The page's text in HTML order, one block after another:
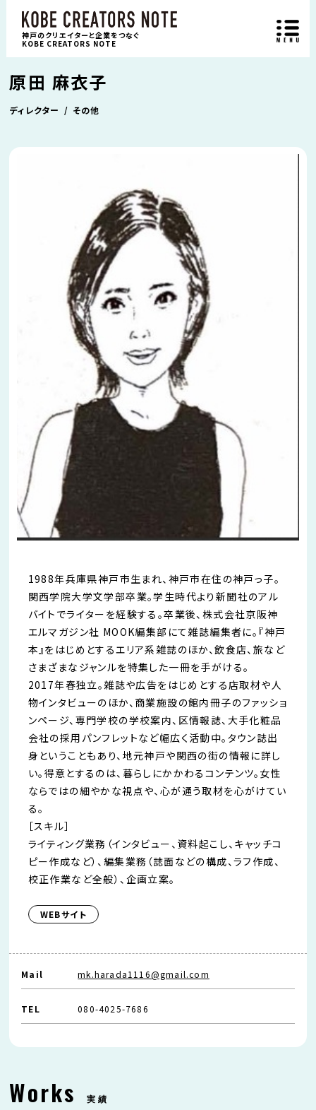
神戸のクリエイターと企業をつなぐ
KOBE CREATORS NOTE
原田 麻衣子
ディレクター その他
1988年兵庫県神戸市生まれ、神戸市在住の神戸っ子。
関西学院大学文学部卒業。学生時代より新聞社のアル
バイトでライターを経験する。卒業後、株式会社京阪神
エルマガジン社 MOOK編集部にて雑誌編集者に。『神戸
本』をはじめとするエリア系雑誌のほか、飲食店、旅など
さまざまなジャンルを特集した一冊を手がける。
2017年春独立。雑誌や広告をはじめとする店取材や人
物インタビューのほか、商業施設の館内冊子のファッショ
ンページ、専門学校の学校案内、区情報誌、大手化粧品
会社の採用パンフレットなど幅広く活動中。タウン誌出
身ということもあり、地元神戸や関西の街の情報に詳し
い。得意とするのは、暮らしにかかわるコンテンツ。女性
ならではの細やかな視点や、心が通う取材を心がけてい
る。
［スキル］
ライティング業務（インタビュー、資料起こし、キャッチコ
ピー作成など）、編集業務（誌面などの構成、ラフ作成、
校正作業など全般）、企画立案。
WEBサイト
Mail mk.harada1116@gmail.com
TEL 080-4025-7686
Works 実績